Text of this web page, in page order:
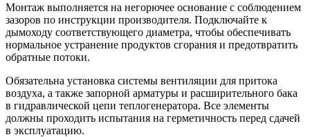
Монтаж выполняется на негорючее основание с соблюдением
зазоров по инструкции производителя. Подключайте к
дымоходу соответствующего диаметра, чтобы обеспечивать
нормальное устранение продуктов сгорания и предотвратить
обратные потоки.
Обязательна установка системы вентиляции для притока
воздуха, а также запорной арматуры и расширительного бака
в гидравлической цепи теплогенератора. Все элементы
должны проходить испытания на герметичность перед сдачей
в эксплуатацию.